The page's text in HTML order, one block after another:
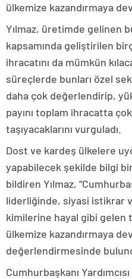
ülkemize kazandırmaya
Yılmaz, üretimde gelinen
kapsamında geliştirilen
ihracatını da mümkün
süreçlerde bunları özel
daha çok değerlendirip,
payını toplam ihracatta
taşıyacaklarını vurguladı.
Dost ve kardeş ülkelere
yapabilecek şekilde bilgi
bildiren Yılmaz,
liderliğinde, siyasi istikrar
kimilerine hayal gibi
ülkemize kazandırmaya
değerlendirmesinde
Cumhurbaşkanı